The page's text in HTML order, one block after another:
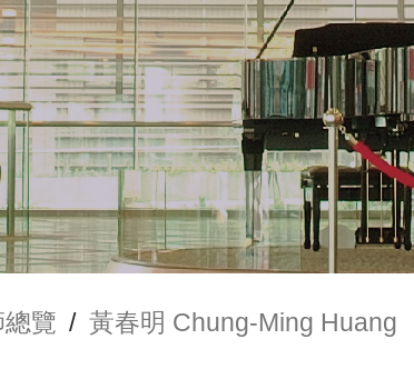
覽 / 黃春明 Chung-Ming Huang